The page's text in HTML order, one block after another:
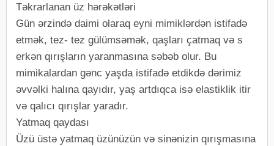
Təkrarlanan üz hərəkətləri
Gün ərzində daimi olaraq eyni mimiklərdən istifadə
etmək, tez- tez gülümsəmək, qaşları çatmaq və s
erkən qırışların yaranmasına səbəb olur. Bu
mimikalardan gənc yaşda istifadə etdikdə dərimiz
əvvəlki halına qayıdır, yaş artdıqca isə elastiklik itir
və qalıcı qırışlar yaradır.
Yatmaq qaydası
Üzü üstə yatmaq üzünüzün və sinənizin qırışmasına